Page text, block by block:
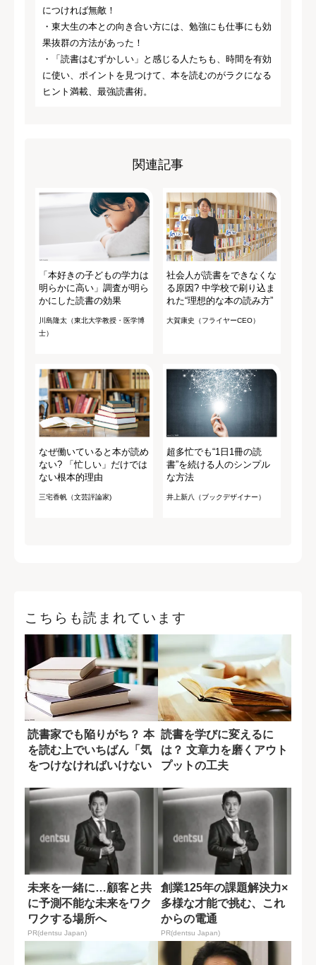
につければ無敵！
・東大生の本との向き合い方には、勉強にも仕事にも効
果抜群の方法があった！
・「読書はむずかしい」と感じる人たちも、時間を有効
に使い、ポイントを見つけて、本を読むのがラクになる
ヒント満載、最強読書術。
関連記事
「本好きの子どもの学力は
明らかに高い」調査が明ら
かにした読書の効果
川島隆太（東北大学教授・医学博
士）
社会人が読書をできなくな
る原因? 中学校で刷り込ま
れた“理想的な本の読み方”
大賀康史（フライヤーCEO）
なぜ働いていると本が読め
ない? 「忙しい」だけでは
ない根本的理由
三宅香帆（文芸評論家)
超多忙でも“1日1冊の読
書”を続ける人のシンプル
な方法
井上新八（ブックデザイナー）
こちらも読まれています
読書家でも陥りがち？ 本
を読む上でいちばん「気
をつけなければいけない
読書を学びに変えるに
は？ 文章力を磨くアウト
プットの工夫
未来を一緒に…顧客と共
に予測不能な未来をワク
ワクする場所へ
PR(dentsu Japan)
創業125年の課題解決力×
多様な才能で挑む、これ
からの電通
PR(dentsu Japan)